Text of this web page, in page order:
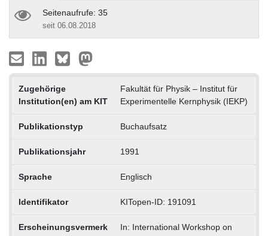
Seitenaufrufe: 35
seit 06.08.2018
Zugehörige
Institution(en) am KIT
Fakultät für Physik – Institut für
Experimentelle Kernphysik (IEKP)
Publikationstyp Buchaufsatz
Publikationsjahr 1991
Sprache Englisch
Identifikator KITopen-ID: 191091
Erscheinungsvermerk
In: International Workshop on